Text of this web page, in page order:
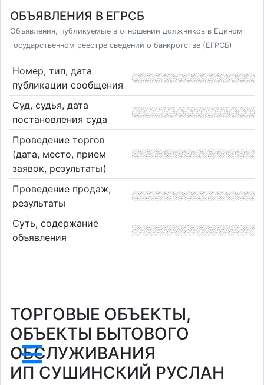
ОБЪЯВЛЕНИЯ В ЕГРСБ
Объявления, публикуемые в отношении должников в Едином
государственном реестре сведений о банкротстве (ЕГРСБ)
Номер, тип, дата
публикации сообщения
Суд, судья, дата
постановления суда
Проведение торгов
(дата, место, прием
заявок, результаты)
Проведение продаж,
результаты
Суть, содержание
объявления
ТОРГОВЫЕ ОБЪЕКТЫ,
ОБЪЕКТЫ БЫТОВОГО
ОБСЛУЖИВАНИЯ
ИП СУШИНСКИЙ РУСЛАН